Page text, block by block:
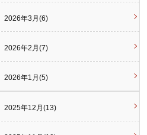
2026年3月(6)
2026年2月(7)
2026年1月(5)
2025年12月(13)